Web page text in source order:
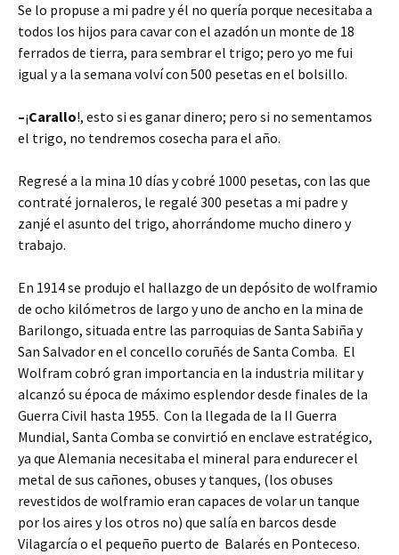
Se lo propuse a mi padre y él no quería porque necesitaba a
todos los hijos para cavar con el azadón un monte de 18
ferrados de tierra, para sembrar el trigo; pero yo me fui
igual y a la semana volví con 500 pesetas en el bolsillo.
–¡Carallo!, esto si es ganar dinero; pero si no sementamos
el trigo, no tendremos cosecha para el año.
Regresé a la mina 10 días y cobré 1000 pesetas, con las que
contraté jornaleros, le regalé 300 pesetas a mi padre y
zanjé el asunto del trigo, ahorrándome mucho dinero y
trabajo.
En 1914 se produjo el hallazgo de un depósito de wolframio
de ocho kilómetros de largo y uno de ancho en la mina de
Barilongo, situada entre las parroquias de Santa Sabiña y
San Salvador en el concello coruñés de Santa Comba. El
Wolfram cobró gran importancia en la industria militar y
alcanzó su época de máximo esplendor desde finales de la
Guerra Civil hasta 1955. Con la llegada de la II Guerra
Mundial, Santa Comba se convirtió en enclave estratégico,
ya que Alemania necesitaba el mineral para endurecer el
metal de sus cañones, obuses y tanques, (los obuses
revestidos de wolframio eran capaces de volar un tanque
por los aires y los otros no) que salía en barcos desde
Vilagarcía o el pequeño puerto de Balarés en Ponteceso.